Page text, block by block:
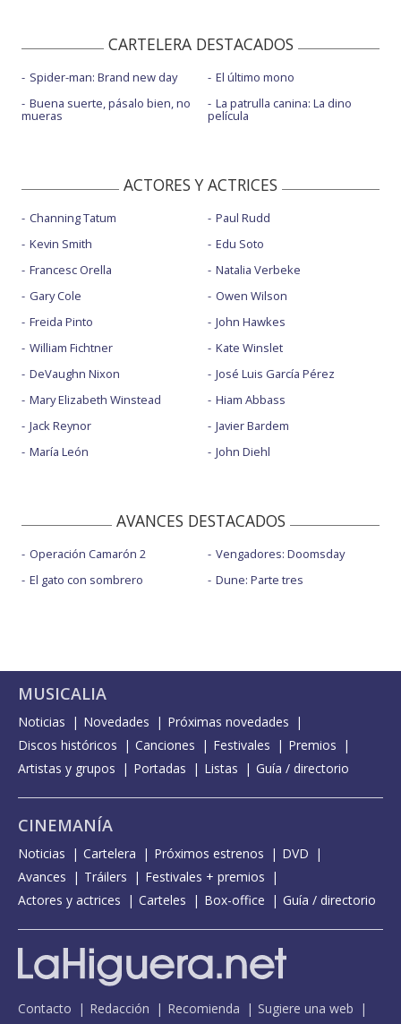
CARTELERA DESTACADOS
Spider-man: Brand new day
Buena suerte, pásalo bien, no
mueras
El último mono
La patrulla canina: La dino
película
ACTORES Y ACTRICES
Channing Tatum
Kevin Smith
Francesc Orella
Gary Cole
Freida Pinto
William Fichtner
DeVaughn Nixon
Mary Elizabeth Winstead
Jack Reynor
María León
Paul Rudd
Edu Soto
Natalia Verbeke
Owen Wilson
John Hawkes
Kate Winslet
José Luis García Pérez
Hiam Abbass
Javier Bardem
John Diehl
AVANCES DESTACADOS
Operación Camarón 2
El gato con sombrero
Vengadores: Doomsday
Dune: Parte tres
MUSICALIA
Noticias Novedades
Próximas novedades
Discos históricos
Canciones Festivales
Premios
Artistas y grupos
Portadas Listas Guía / directorio
CINEMANÍA
Noticias Cartelera Próximos estrenos
DVD
Avances
Tráilers
Festivales + premios
Actores y actrices
Carteles Box-office Guía / directorio
Contacto Redacción Recomienda
Sugiere una web